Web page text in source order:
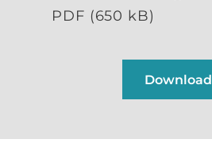
PDF (650 kB)
Download